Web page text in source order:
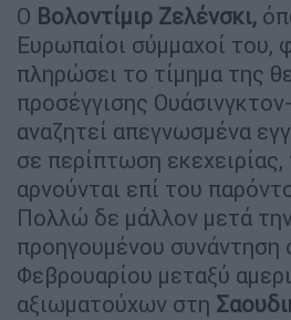
Ο Βολοντίμιρ Ζελένσκι,
Ευρωπαίοι σύμμαχοί του,
πληρώσει το τίμημα της
προσέγγισης
αναζητεί απεγνωσμένα
σε περίπτωση
αρνούνται επί του
Πολλώ δε μάλλον μετά
προηγουμένου συνάντηση
Φεβρουαρίου μεταξύ
αξιωματούχων στη